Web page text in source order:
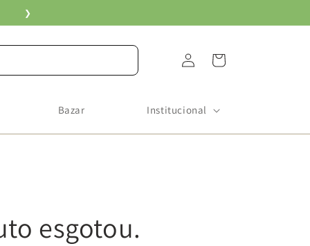
❯
Bazar Institucional
Fazer
login
Carrinho
esgotou.